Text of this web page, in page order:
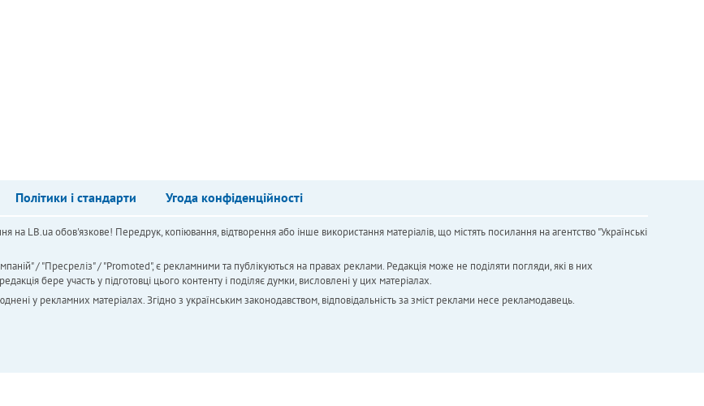
Політики і стандарти Угода конфіденційності
на LB.ua обов'язкове! Передрук, копіювання, відтворення або інше використання матеріалів, що містять посилання на агентство "Українськi
/ "Пресреліз" / "Promoted", є рекламними та публікуються на правах реклами. Редакція може не поділяти погляди, які в них
бере участь у підготовці цього контенту і поділяє думки, висловлені у цих матеріалах.
у рекламних матеріалах. Згідно з українським законодавством, відповідальність за зміст реклами несе рекламодавець.